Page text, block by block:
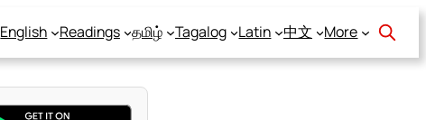
English Readings தமிழ் Tagalog Latin 中文 More